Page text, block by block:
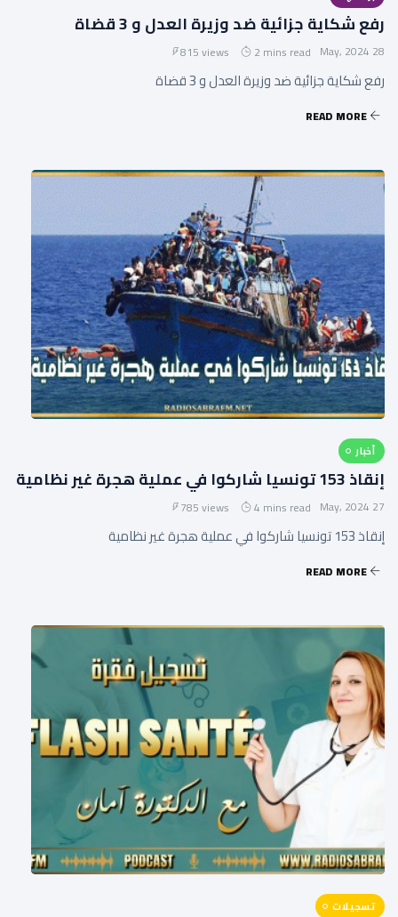
رفع شكاية جزائية ضد وزيرة العدل و 3 قضاة
28 May, 2024
2 mins read
815 views
رفع شكاية جزائية ضد وزيرة العدل و 3 قضاة
READ MORE
أخبار
إنقاذ 153 تونسيا شاركوا في عملية هجرة غير نظامية
27 May, 2024
4 mins read
785 views
إنقاذ 153 تونسيا شاركوا في عملية هجرة غير نظامية
READ MORE
تسجيلات